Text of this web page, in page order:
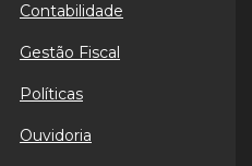
Contabilidade
Gestão Fiscal
Políticas
Ouvidoria